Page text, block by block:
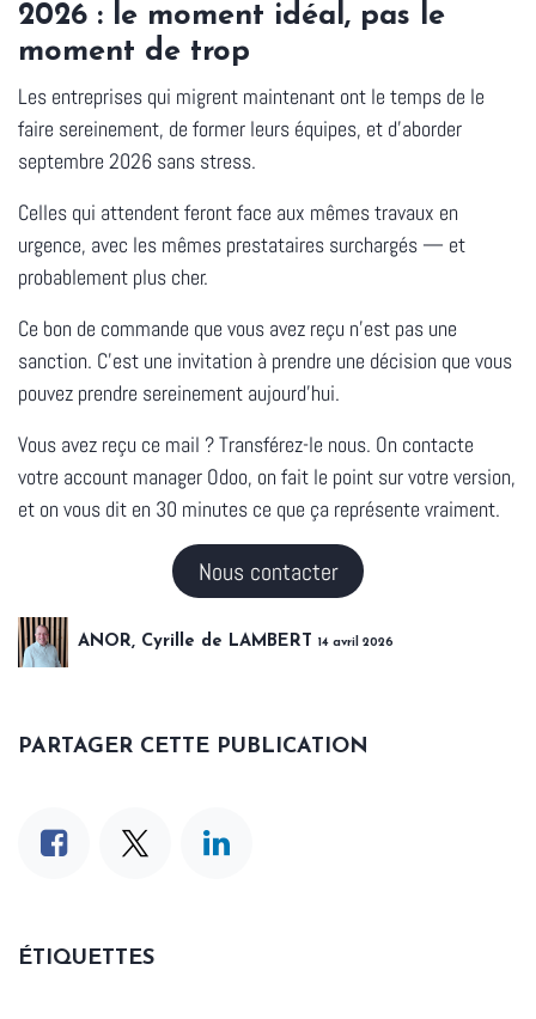
2026 : le moment idéal, pas le
moment de trop
Les entreprises qui migrent maintenant ont le temps de le
faire sereinement, de former leurs équipes, et d'aborder
septembre 2026 sans stress.
Celles qui attendent feront face aux mêmes travaux en
urgence, avec les mêmes prestataires surchargés — et
probablement plus cher.
Ce bon de commande que vous avez reçu n'est pas une
sanction. C'est une invitation à prendre une décision que vous
pouvez prendre sereinement aujourd'hui.
Vous avez reçu ce mail ? Transférez-le nous. On contacte
votre account manager Odoo, on fait le point sur votre version,
et on vous dit en 30 minutes ce que ça représente vraiment.
Nous contacter
ANOR, Cyrille de LAMBERT 14 avril 2026
PARTAGER CETTE PUBLICATION
ÉTIQUETTES